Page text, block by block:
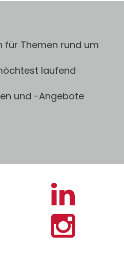
für Themen rund um
laufend
und -Angebote